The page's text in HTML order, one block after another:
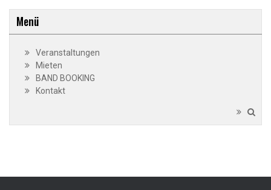
Menü
Veranstaltungen
Mieten
BAND BOOKING
Kontakt